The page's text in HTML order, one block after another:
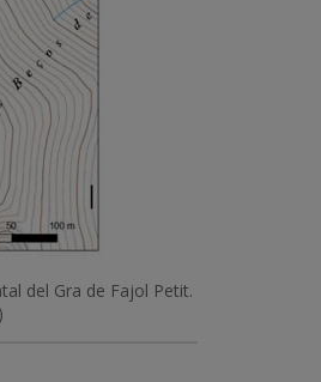
del Gra de Fajol Petit.